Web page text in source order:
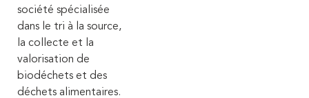
société spécialisée
dans le tri à la source,
la collecte et la
valorisation de
biodéchets et des
déchets alimentaires.